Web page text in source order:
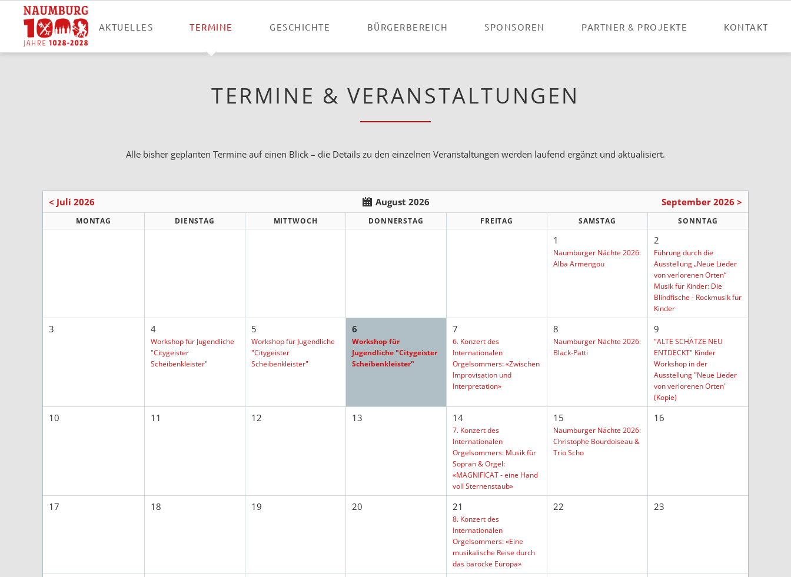
AKTUELLES TERMINE GESCHICHTE BÜRGERBEREICH SPONSOREN PARTNER & PROJEKTE KONTAKT
TERMINE & VERANSTALTUNGEN
Alle bisher geplanten Termine auf einen Blick – die Details zu den einzelnen Veranstaltungen werden laufend ergänzt und aktualisiert.
< Juli 2026 August 2026 September 2026 >
MONTAG DIENSTAG MITTWOCH DONNERSTAG FREITAG SAMSTAG SONNTAG
1
Naumburger Nächte 2026:
Alba Armengou
2
Führung durch die
Ausstellung „Neue Lieder
von verlorenen Orten“
Musik für Kinder: Die
Blindfische - Rockmusik für
Kinder
3 4
Workshop für Jugendliche
"Citygeister
Scheibenkleister"
5
Workshop für Jugendliche
"Citygeister
Scheibenkleister"
6
Workshop für
Jugendliche "Citygeister
Scheibenkleister"
7
6. Konzert des
Internationalen
Orgelsommers: «Zwischen
Improvisation und
Interpretation»
8
Naumburger Nächte 2026:
Black-Patti
9
"ALTE SCHÄTZE NEU
ENTDECKT" Kinder
Workshop in der
Ausstellung "Neue Lieder
von verlorenen Orten"
(Kopie)
10 11 12 13 14
7. Konzert des
Internationalen
Orgelsommers: Musik für
Sopran & Orgel:
«MAGNIFICAT - eine Hand
voll Sternenstaub»
15
Naumburger Nächte 2026:
Christophe Bourdoiseau &
Trio Scho
16
17 18 19 20 21
8. Konzert des
Internationalen
Orgelsommers: «Eine
musikalische Reise durch
das barocke Europa»
22 23